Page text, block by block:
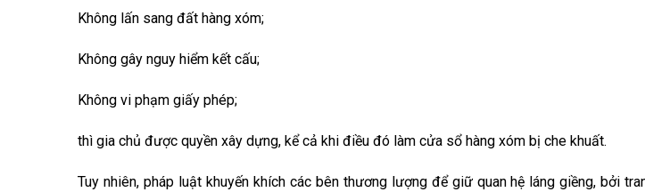
Không lấn sang đất hàng xóm;
Không gây nguy hiểm kết cấu;
Không vi phạm giấy phép;
thì gia chủ được quyền xây dựng, kể cả khi điều đó làm cửa sổ hàng xóm bị che khuất.
Tuy nhiên, pháp luật khuyến khích các bên thương lượng để giữ quan hệ láng giềng, bởi